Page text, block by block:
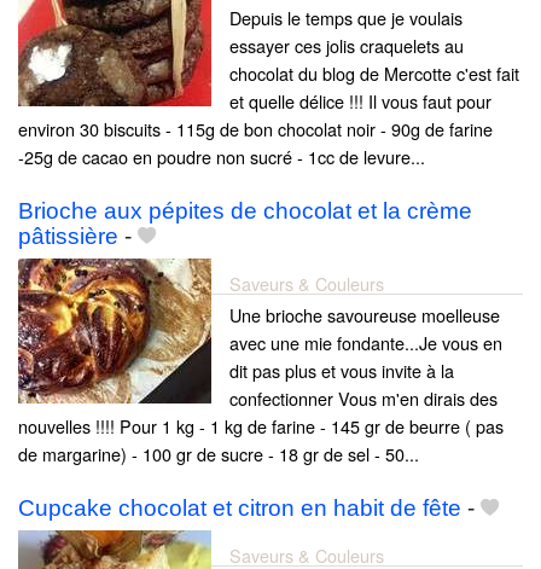
Depuis le temps que je voulais
essayer ces jolis craquelets au
chocolat du blog de Mercotte c'est fait
et quelle délice !!! Il vous faut pour
environ 30 biscuits - 115g de bon chocolat noir - 90g de farine
-25g de cacao en poudre non sucré - 1cc de levure...
Brioche aux pépites de chocolat et la crème
pâtissière -
Saveurs & Couleurs
Une brioche savoureuse moelleuse
avec une mie fondante...Je vous en
dit pas plus et vous invite à la
confectionner Vous m'en dirais des
nouvelles !!!! Pour 1 kg - 1 kg de farine - 145 gr de beurre ( pas
de margarine) - 100 gr de sucre - 18 gr de sel - 50...
Cupcake chocolat et citron en habit de fête -
Saveurs & Couleurs